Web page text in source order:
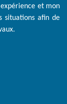
et mon
situations afin de